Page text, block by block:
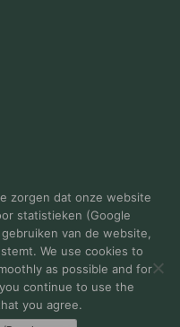
Colofon
Disclaimer
zorgen dat onze website
statistieken (Google
van de website,
We use cookies to
as possible and for
continue to use the
you agree.